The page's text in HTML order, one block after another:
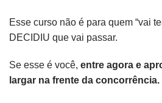
Esse curso não é para quem “vai
DECIDIU que vai passar.
Se esse é você, entre agora e
largar na frente da concorrência.